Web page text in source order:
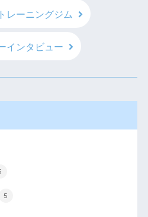
レーニングジム
インタビュー
5